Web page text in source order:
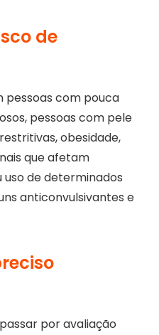
de
pessoas com pouca
pessoas com pele
obesidade,
que afetam
de determinados
anticonvulsivantes e
por avaliação